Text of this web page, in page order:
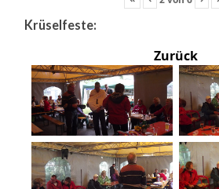
Krüselfeste:
Zurück